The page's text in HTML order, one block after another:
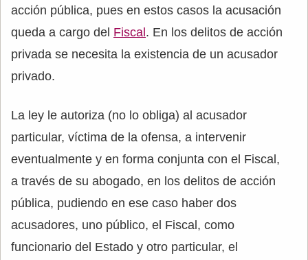
acción pública, pues en estos casos la acusación
queda a cargo del Fiscal. En los delitos de acción
privada se necesita la existencia de un acusador
privado.
La ley le autoriza (no lo obliga) al acusador
particular, víctima de la ofensa, a intervenir
eventualmente y en forma conjunta con el Fiscal,
a través de su abogado, en los delitos de acción
pública, pudiendo en ese caso haber dos
acusadores, uno público, el Fiscal, como
funcionario del Estado y otro particular, el